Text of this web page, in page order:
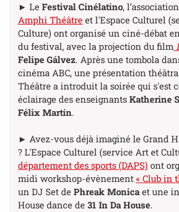
► Le Festival Cinélatino,
Amphi Théâtre et l'Espace Culturel
Culture) ont organisé un ciné-débat
du festival, avec la projection du film
Felipe Gálvez. Après une tombola
cinéma ABC, une présentation
Théâtre a introduit la soirée qui s'est
éclairage des enseignants Katherine
Félix Martín.
► Avez-vous déjà imaginé le Grand
? L'Espace Culturel (service Art et
département des sports (DAPS) ont
midi workshop-évènement « Club in
un DJ Set de Phreak Monicaet une
House dance de 31 In Da House.